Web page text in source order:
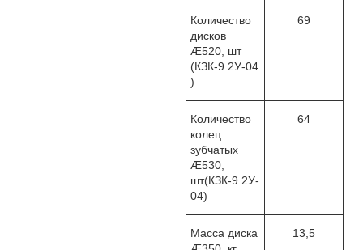
Количество
дисков
Æ520, шт
(КЗК-9.2У-04
)
69
Количество
колец
зубчатых
Æ530,
шт(КЗК-9.2У-
04)
64
Масса диска
13,5